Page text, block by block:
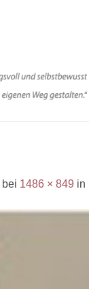
bei 1486 × 849 in